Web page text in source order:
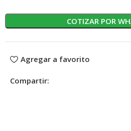
COTIZAR POR
Agregar a favorito
Compartir: